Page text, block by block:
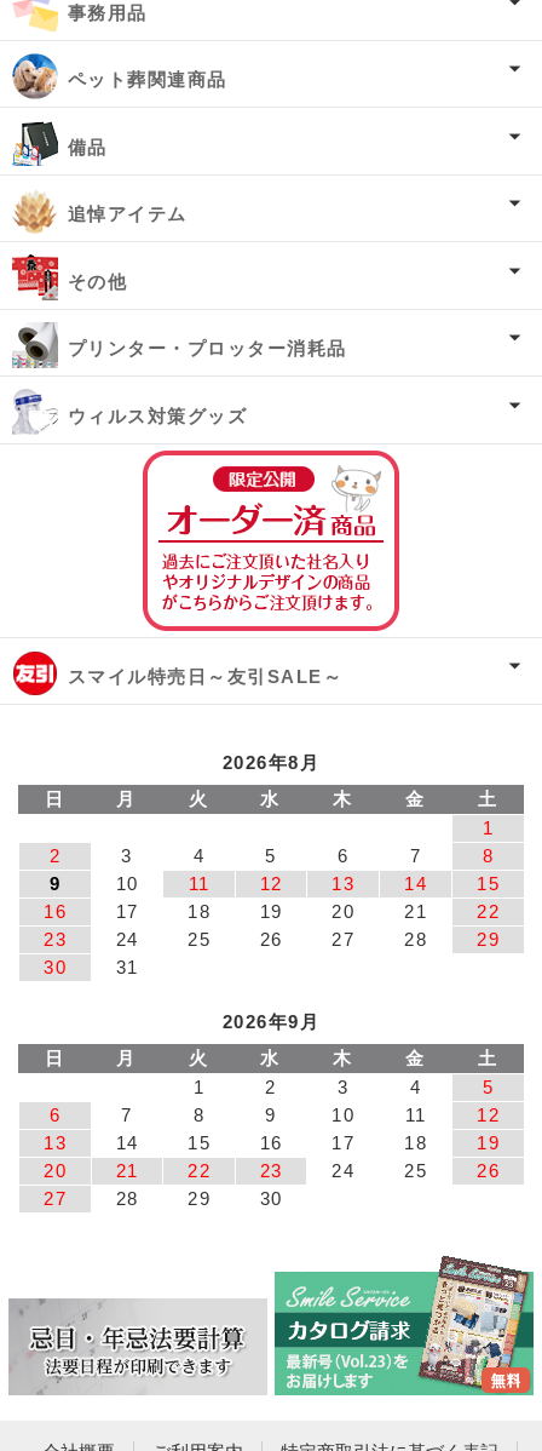
事務用品
ペット葬関連商品
備品
追悼アイテム
その他
プリンター・プロッター消耗品
ウィルス対策グッズ
スマイル特売日～友引SALE～
2026年8月
日
月 火 水 木 金
土
1
2
3 4 5 6 7
8
9
10 11 12 13 14
15
16
17 18 19 20 21
22
23
24 25 26 27 28
29
30
31
2026年9月
日
月 火 水 木 金
土
1
2 3 4
5
6
7 8 9 10 11
12
13
14 15 16 17 18
19
20
21 22 23 24 25
26
27
28 29 30